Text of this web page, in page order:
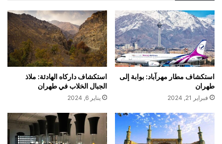
استكشاف مطار مهرآباد: بوابة إلى
طهران
فبراير 21, 2024
استكشاف داركاه الهادئة: ملاذ
الجبال الخلاب في طهران
يناير 6, 2024